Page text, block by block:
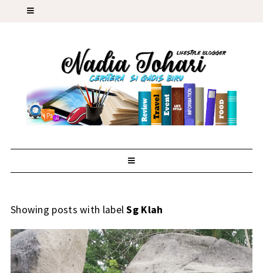
Showing posts with labelSg Klah